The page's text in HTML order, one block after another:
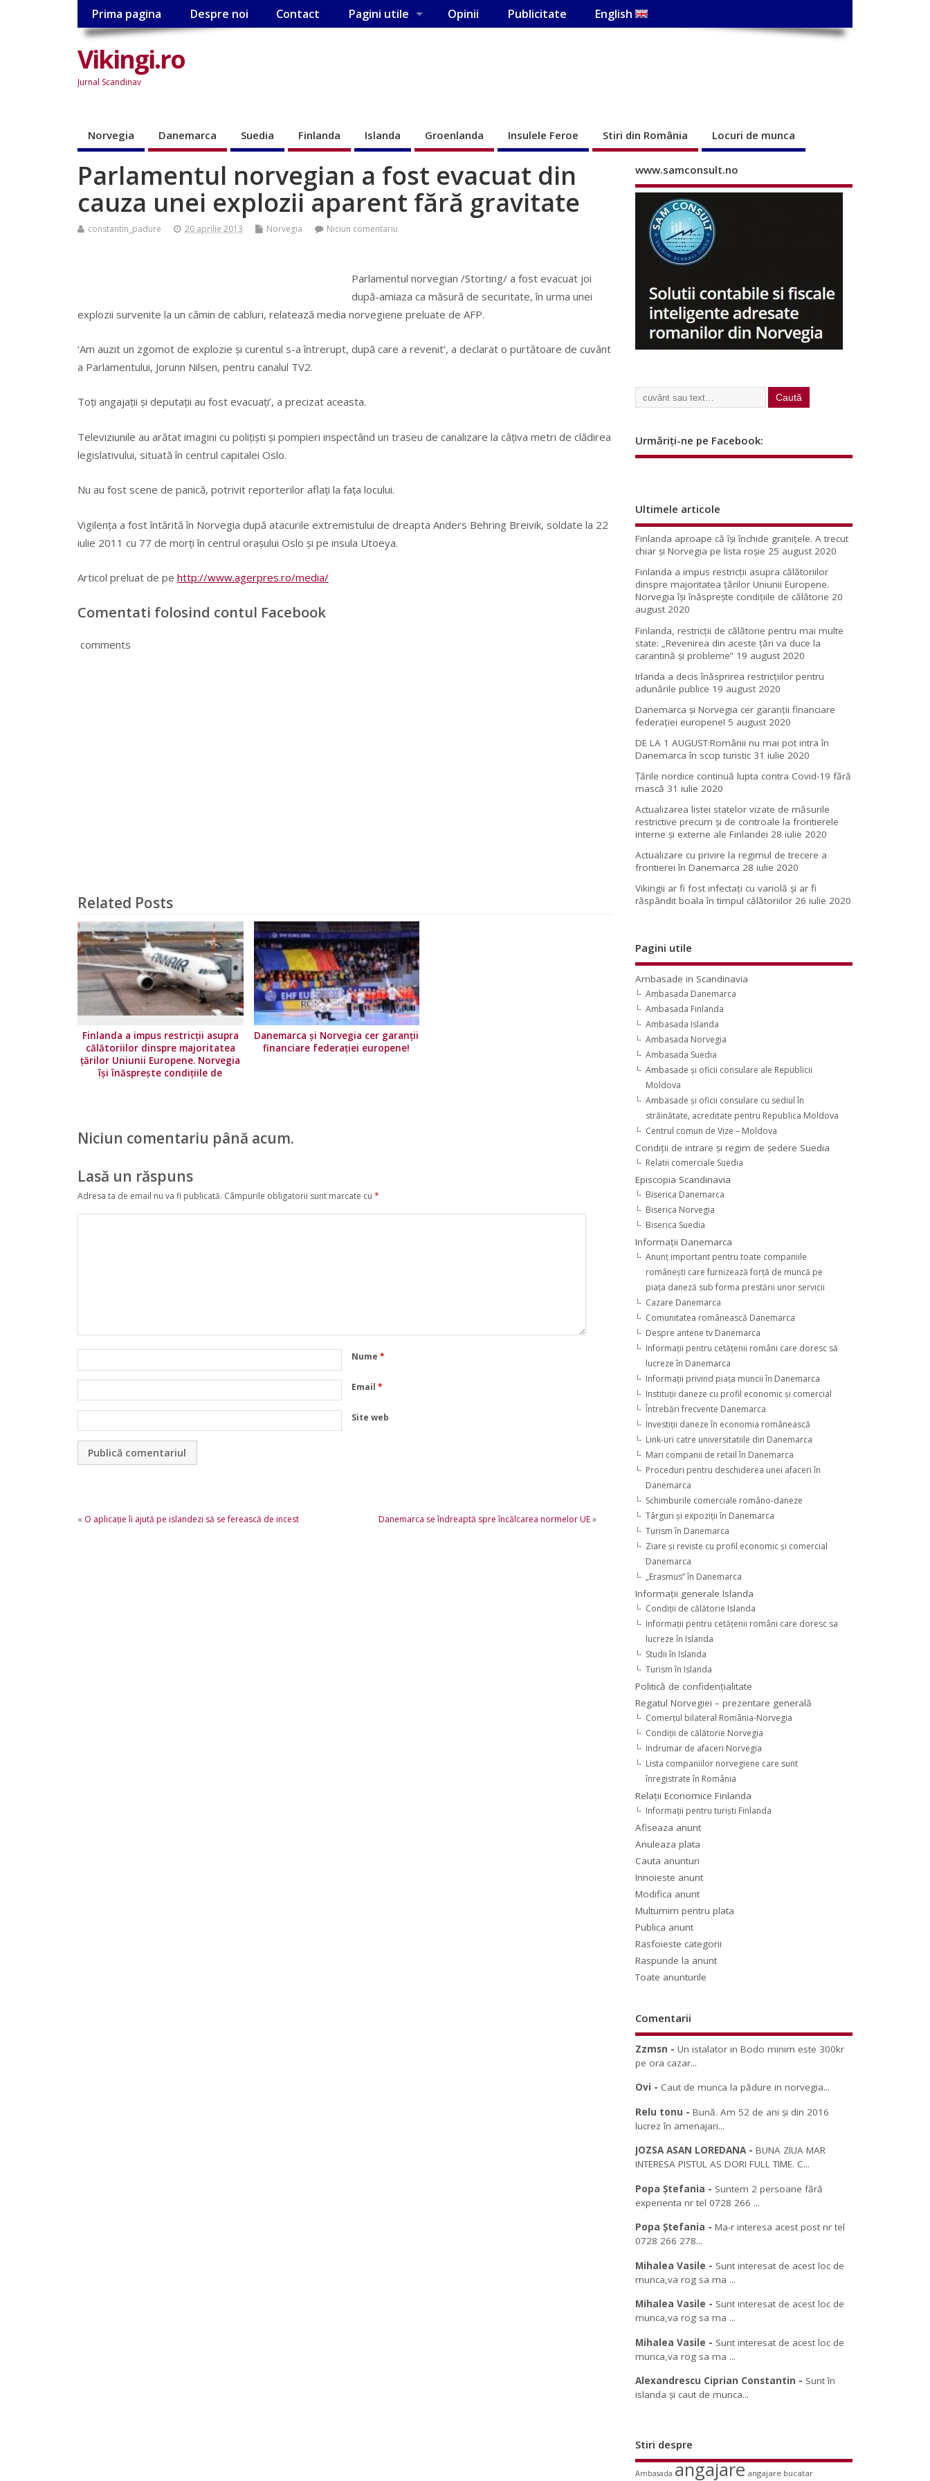
Prima pagina Despre noi Contact Pagini utile Opinii Publicitate English
Vikingi.ro
Jurnal Scandinav
Norvegia Danemarca Suedia Finlanda Islanda Groenlanda Insulele Feroe Stiri din România Locuri de munca
Parlamentul norvegian a fost evacuat din
cauza unei explozii aparent fără gravitate
constantin_padure 20 aprilie 2013 Norvegia Niciun comentariu
Parlamentul norvegian /Storting/ a fost evacuat joi
după-amiaza ca măsură de securitate, în urma unei
explozii survenite la un cămin de cabluri, relatează media norvegiene preluate de AFP.
‘Am auzit un zgomot de explozie şi curentul s-a întrerupt, după care a revenit’, a declarat o purtătoare de cuvânt
a Parlamentului, Jorunn Nilsen, pentru canalul TV2.
Toţi angajaţii şi deputaţii au fost evacuaţi’, a precizat aceasta.
Televiziunile au arătat imagini cu poliţişti şi pompieri inspectând un traseu de canalizare la câţiva metri de clădirea
legislativului, situată în centrul capitalei Oslo.
Nu au fost scene de panică, potrivit reporterilor aflaţi la faţa locului.
Vigilenţa a fost întărită în Norvegia după atacurile extremistului de dreapta Anders Behring Breivik, soldate la 22
iulie 2011 cu 77 de morţi în centrul oraşului Oslo şi pe insula Utoeya.
Articol preluat de pe http://www.agerpres.ro/media/
Comentati folosind contul Facebook
comments
Related Posts
Finlanda a impus restricţii asupra
călătoriilor dinspre majoritatea
ţărilor Uniunii Europene. Norvegia
își înăsprește condițiile de
Danemarca și Norvegia cer garanții
financiare federației europene!
Niciun comentariu până acum.
Lasă un răspuns
Adresa ta de email nu va fi publicată. Câmpurile obligatorii sunt marcate cu *
Nume *
Email *
Site web
« O aplicaţie îi ajută pe islandezi să se ferească de incest Danemarca se îndreaptă spre încălcarea normelor UE»
www.samconsult.no
Urmăriți-ne pe Facebook:
Ultimele articole
Finlanda aproape că își închide granițele. A trecut
chiar și Norvegia pe lista roșie 25 august 2020
Finlanda a impus restricţii asupra călătoriilor
dinspre majoritatea ţărilor Uniunii Europene.
Norvegia își înăsprește condițiile de călătorie 20
august 2020
Finlanda, restricţii de călătorie pentru mai multe
state: „Revenirea din aceste ţări va duce la
carantină şi probleme” 19 august 2020
Irlanda a decis înăsprirea restricțiilor pentru
adunările publice 19 august 2020
Danemarca și Norvegia cer garanții financiare
federației europene! 5 august 2020
DE LA 1 AUGUST:Românii nu mai pot intra în
Danemarca în scop turistic 31 iulie 2020
Țările nordice continuă lupta contra Covid-19 fără
mască 31 iulie 2020
Actualizarea listei statelor vizate de măsurile
restrictive precum și de controale la frontierele
interne și externe ale Finlandei 28 iulie 2020
Actualizare cu privire la regimul de trecere a
frontierei în Danemarca 28 iulie 2020
Vikingii ar fi fost infectaţi cu variolă şi ar fi
răspândit boala în timpul călătoriilor 26 iulie 2020
Pagini utile
Ambasade in Scandinavia
Ambasada Danemarca
Ambasada Finlanda
Ambasada Islanda
Ambasada Norvegia
Ambasada Suedia
Ambasade şi oficii consulare ale Republicii
Moldova
Ambasade şi oficii consulare cu sediul în
străinătate, acreditate pentru Republica Moldova
Centrul comun de Vize – Moldova
Condiţii de intrare şi regim de şedere Suedia
Relatii comerciale Suedia
Episcopia Scandinavia
Biserica Danemarca
Biserica Norvegia
Biserica Suedia
Informaţii Danemarca
Anunţ important pentru toate companiile
româneşti care furnizează forţă de muncă pe
piaţa daneză sub forma prestării unor servicii
Cazare Danemarca
Comunitatea românească Danemarca
Despre antene tv Danemarca
Informaţii pentru cetăţenii români care doresc să
lucreze în Danemarca
Informaţii privind piaţa muncii în Danemarca
Instituţii daneze cu profil economic şi comercial
Întrebări frecvente Danemarca
Investiţii daneze în economia românească
Link-uri catre universitatiile din Danemarca
Mari companii de retail în Danemarca
Proceduri pentru deschiderea unei afaceri în
Danemarca
Schimburile comerciale româno-daneze
Târguri şi expoziţii în Danemarca
Turism în Danemarca
Ziare şi reviste cu profil economic şi comercial
Danemarca
„Erasmus” în Danemarca
Informaţii generale Islanda
Condiţii de călătorie Islanda
Informaţii pentru cetăţenii români care doresc sa
lucreze în Islanda
Studii în Islanda
Turism în Islanda
Politică de confidențialitate
Regatul Norvegiei – prezentare generală
Comerţul bilateral România-Norvegia
Condiții de călătorie Norvegia
Indrumar de afaceri Norvegia
Lista companiilor norvegiene care sunt
înregistrate în România
Relaţii Economice Finlanda
Informaţii pentru turişti Finlanda
Afiseaza anunt
Anuleaza plata
Cauta anunturi
Innoieste anunt
Modifica anunt
Multumim pentru plata
Publica anunt
Rasfoieste categorii
Raspunde la anunt
Toate anunturile
Comentarii
Zzmsn -Un istalator in Bodo minim este 300kr
pe ora cazar...
Ovi - Caut de munca la pădure in norvegia...
Relu tonu -Bună. Am 52 de ani și din 2016
lucrez în amenajari...
JOZSA ASAN LOREDANA-BUNA ZIUA MAR
INTERESA PISTUL AS DORI FULL TIME. C...
Popa Ștefania - Suntem 2 persoane fără
experienta nr tel 0728 266 ...
Popa Ștefania -Ma-r interesa acest post nr tel
0728 266 278...
Mihalea Vasile - Sunt interesat de acest loc de
munca,va rog sa ma ...
Mihalea Vasile - Sunt interesat de acest loc de
munca,va rog sa ma ...
Mihalea Vasile - Sunt interesat de acest loc de
munca,va rog sa ma ...
Alexandrescu Ciprian Constantin - Sunt în
islanda și caut de munca...
Stiri despre
Ambasada angajare angajare bucatar